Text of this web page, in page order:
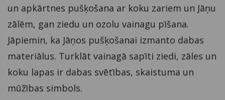
un apkārtnes pušķošana ar koku zariem un Jāņu
zālēm, gan ziedu un ozolu vainagu pīšana.
Jāpiemin, ka Jāņos pušķošanai izmanto dabas
materiālus. Turklāt vainagā sapīti ziedi, zāles un
koku lapas ir dabas svētības, skaistuma un
mūžības simbols.